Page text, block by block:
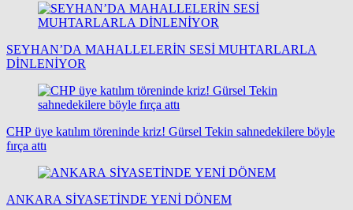
SEYHAN’DA MAHALLELERİN SESİ MUHTARLARLA
DİNLENİYOR
CHP üye katılım töreninde kriz! Gürsel Tekin sahnedekilere böyle
fırça attı
ANKARA SİYASETİNDE YENİ DÖNEM